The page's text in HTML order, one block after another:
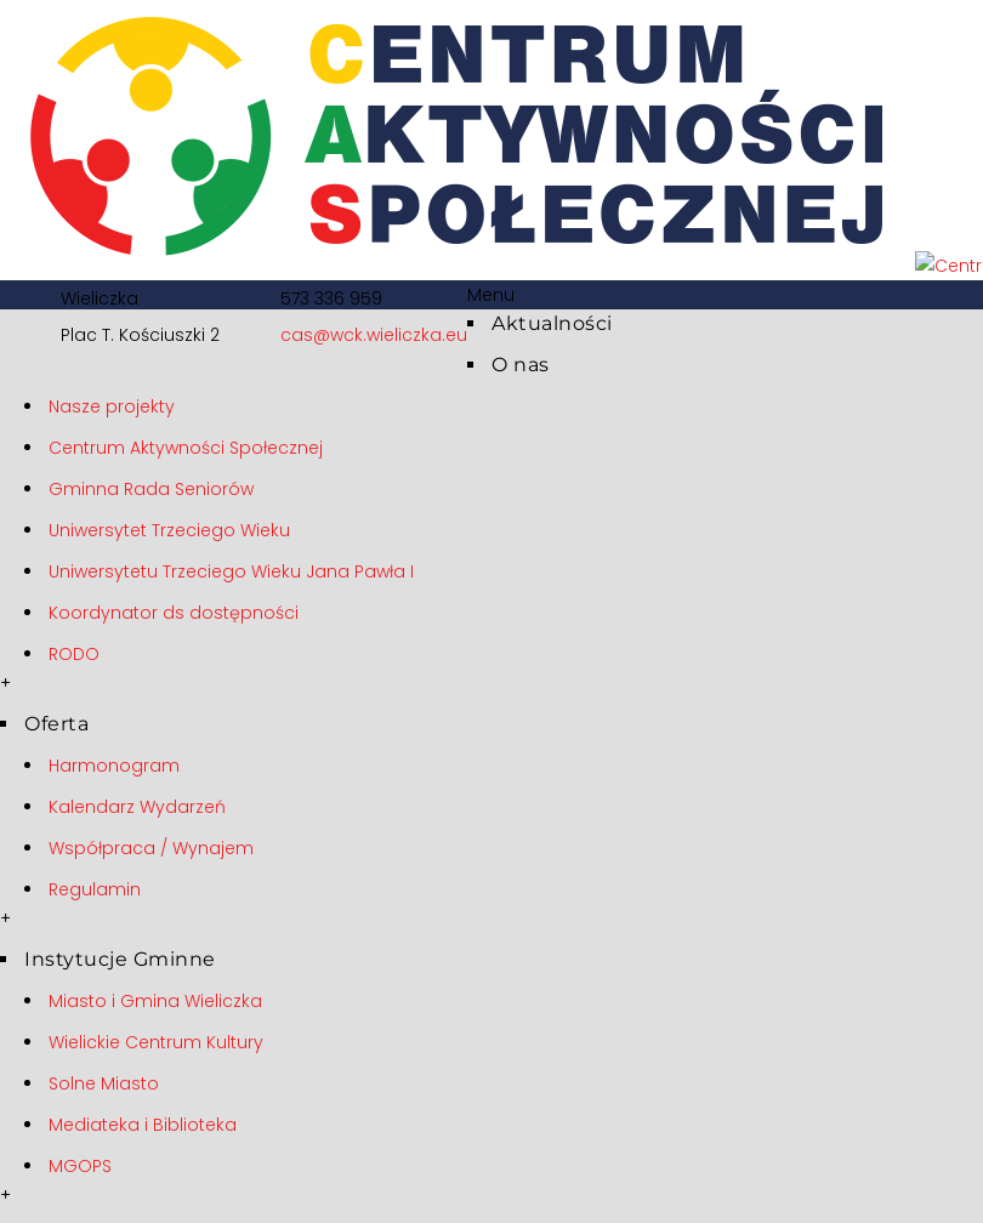
Wieliczka
Plac T. Kościuszki 2
573 336 959
cas@wck.wieliczka.eu
Menu
Aktualności
O nas
Nasze projekty
Centrum Aktywności Społecznej
Gminna Rada Seniorów
Uniwersytet Trzeciego Wieku
Uniwersytetu Trzeciego Wieku Jana Pawła I
Koordynator ds dostępności
RODO
+
Oferta
Harmonogram
Kalendarz Wydarzeń
Współpraca / Wynajem
Regulamin
+
Instytucje Gminne
Miasto i Gmina Wieliczka
Wielickie Centrum Kultury
Solne Miasto
Mediateka i Biblioteka
MGOPS
+